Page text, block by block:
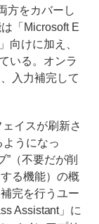
方をカバーし
「Microsoft E
向けに加え、
いる。オンラ
入力補完して
イスが刷新さ
うになっ
”（不要だが削
る機能）の概
完を行うユー
Assistant」に